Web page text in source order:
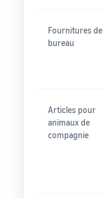
Fournitures de
bureau
Articles pour
animaux de
compagnie